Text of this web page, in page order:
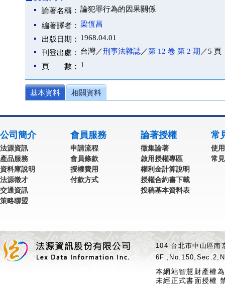
論著名稱： 論犯罪行為的因果關係
編著譯者： 梁恆昌
出版日期： 1968.04.01
刊登出處： 台灣／刑事法雜誌／第 12 卷 第 2 期 ／5 頁
頁 數： 1
基本資料 相關資料
公司簡介
法源資訊
產品服務
資料庫說明
法源徵才
交通資訊
策略聯盟
會員服務
申請流程
會員條款
授權費用
付款方式
論著授權
徵集論著
啟用授權專區
權利金計算說明
授權合約書下載
投稿基本資料表
常
使
常
104 台北市中山區
本網站智慧財產權
未經正式書面授權